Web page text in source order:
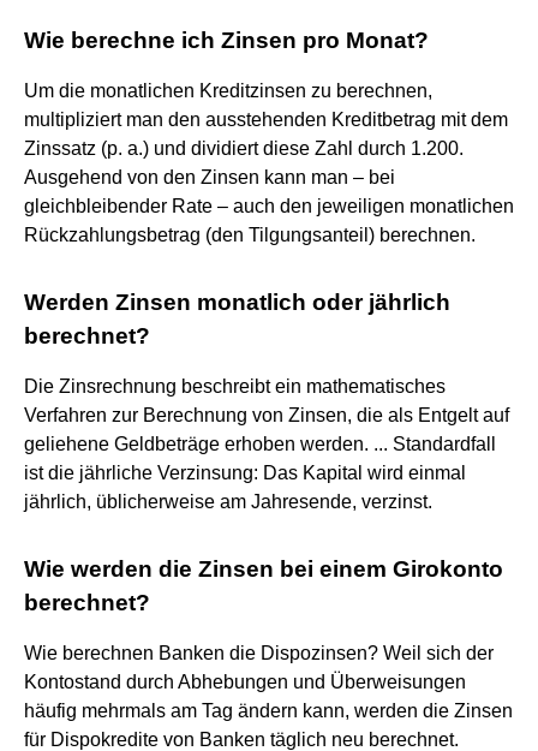
Wie berechne ich Zinsen pro Monat?
Um die monatlichen Kreditzinsen zu berechnen,
multipliziert man den ausstehenden Kreditbetrag mit dem
Zinssatz (p. a.) und dividiert diese Zahl durch 1.200.
Ausgehend von den Zinsen kann man – bei
gleichbleibender Rate – auch den jeweiligen monatlichen
Rückzahlungsbetrag (den Tilgungsanteil) berechnen.
Werden Zinsen monatlich oder jährlich
berechnet?
Die Zinsrechnung beschreibt ein mathematisches
Verfahren zur Berechnung von Zinsen, die als Entgelt auf
geliehene Geldbeträge erhoben werden. ... Standardfall
ist die jährliche Verzinsung: Das Kapital wird einmal
jährlich, üblicherweise am Jahresende, verzinst.
Wie werden die Zinsen bei einem Girokonto
berechnet?
Wie berechnen Banken die Dispozinsen? Weil sich der
Kontostand durch Abhebungen und Überweisungen
häufig mehrmals am Tag ändern kann, werden die Zinsen
für Dispokredite von Banken täglich neu berechnet.